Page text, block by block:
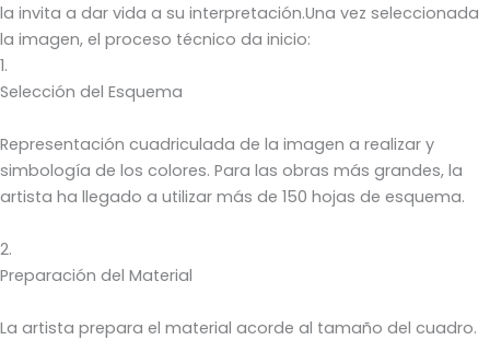
la invita a dar vida a su interpretación.Una vez seleccionada
la imagen, el proceso técnico da inicio:
1.
Selección del Esquema
Representación cuadriculada de la imagen a realizar y
simbología de los colores. Para las obras más grandes, la
artista ha llegado a utilizar más de 150 hojas de esquema.
2.
Preparación del Material
La artista prepara el material acorde al tamaño del cuadro.